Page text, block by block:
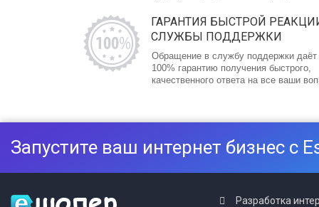
ГАРАНТИЯ БЫСТРОЙ
СЛУЖБЫ ПОДДЕРЖКИ
Обращение в службу поддержки
100% гарантию получения быстрого,
качественного ответа на все ваши
Запустите ваш интернет бизнес с
Разработка